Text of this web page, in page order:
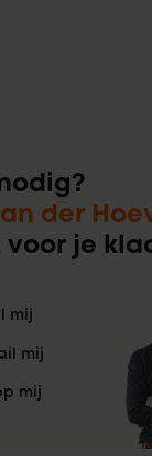
der
voor je
mij
mij
mij